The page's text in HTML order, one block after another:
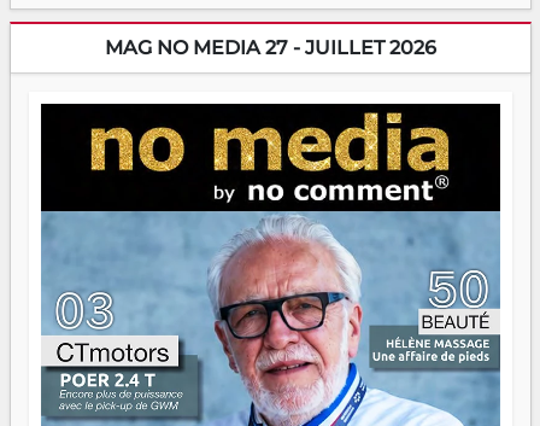
dorment vraiment la nuit. En culture, les nouvelles sont
encore meilleures. Aina Rasamoelina vient de décrocher le
Prix RFI Instrumental Afrique. Miangaly Elia rafle le Prix
jeunes qui tiennent la torche. Alors oui, on pourrait
s'arrêter là, applaudir et rentrer chez soi satisfait. Mais ce
serait passer à côté d'une chose essentielle. La fougue, ça
brûle fort — et parfois, ça brûle vite. Une flamme sans
direction peut éclairer autant qu'elle peut consumer. C'est
là que les aînés entrent en scène — pas pour reprendre le
gouvernail, mais pour montrer où sont les récifs. Les jeunes
ont la force, les vieux ont l'expérience, comme on dit. Ce
n'est pas un combat de générations — c'est une question
d'équipage. Partagez vos réussites, mais aussi vos échecs.
Surtout vos échecs, d'ailleurs — ils enseignent mieux que
n'importe quel manuel. À Madagascar, la barque avance.
Il faut juste s'assurer que tout le monde rame dans le
même sens.
MAG NO MEDIA 27 - JUILLET 2026